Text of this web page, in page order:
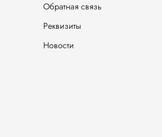
Обратная связь
Реквизиты
Новости